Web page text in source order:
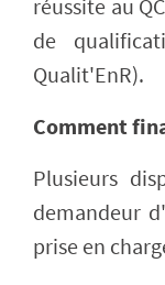
réussite au
de
Qualit'EnR).
Comment
Plusieurs
demandeur
prise en